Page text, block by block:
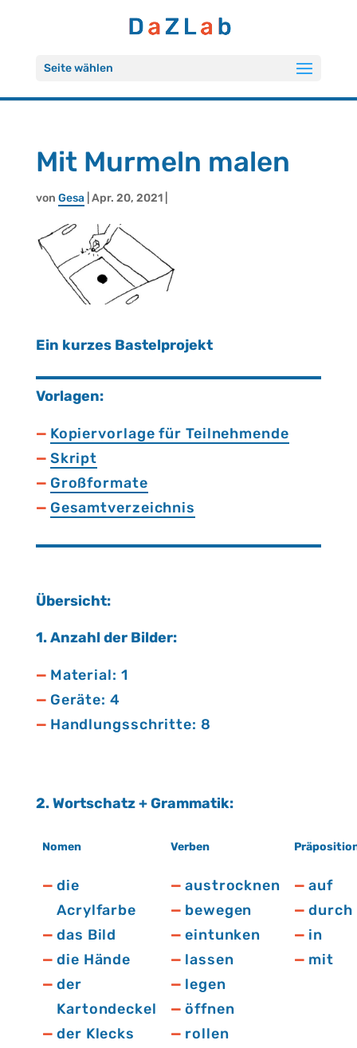
Seite wählen
Mit Mur­meln malen
von Gesa| Apr. 20, 2021 |
Ein kur­zes Bas­tel­pro­jekt
Vor­la­gen:
Kopiervorlage für Teilnehmende
Skript
Großformate
Gesamtverzeichnis
Über­sicht:
1. An­zahl der Bil­der:
Material: 1
Geräte: 4
Handlungsschritte: 8
2. Wort­schatz + Gram­ma­tik:
Nomen Verben
die
Acrylfarbe
das Bild
die Hände
der
Kartondeckel
der Klecks
austrocknen
bewegen
eintunken
lassen
legen
öffnen
rollen
auf
durch
in
mit